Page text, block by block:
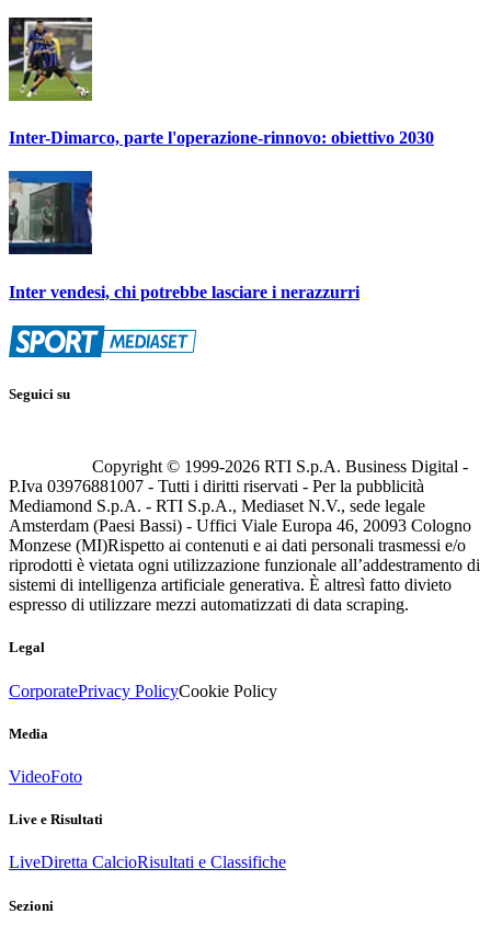
Inter-Dimarco, parte l'operazione-rinnovo: obiettivo 2030
Inter vendesi, chi potrebbe lasciare i nerazzurri
Seguici su
Copyright © 1999-2026 RTI S.p.A. Business Digital -
P.Iva 03976881007 - Tutti i diritti riservati - Per la pubblicità
Mediamond S.p.A. - RTI S.p.A., Mediaset N.V., sede legale
Amsterdam (Paesi Bassi) - Uffici Viale Europa 46, 20093 Cologno
Monzese (MI)Rispetto ai contenuti e ai dati personali trasmessi e/o
riprodotti è vietata ogni utilizzazione funzionale all’addestramento di
sistemi di intelligenza artificiale generativa. È altresì fatto divieto
espresso di utilizzare mezzi automatizzati di data scraping.
Legal
CorporatePrivacy PolicyCookie Policy
Media
VideoFoto
Live e Risultati
LiveDiretta CalcioRisultati e Classifiche
Sezioni